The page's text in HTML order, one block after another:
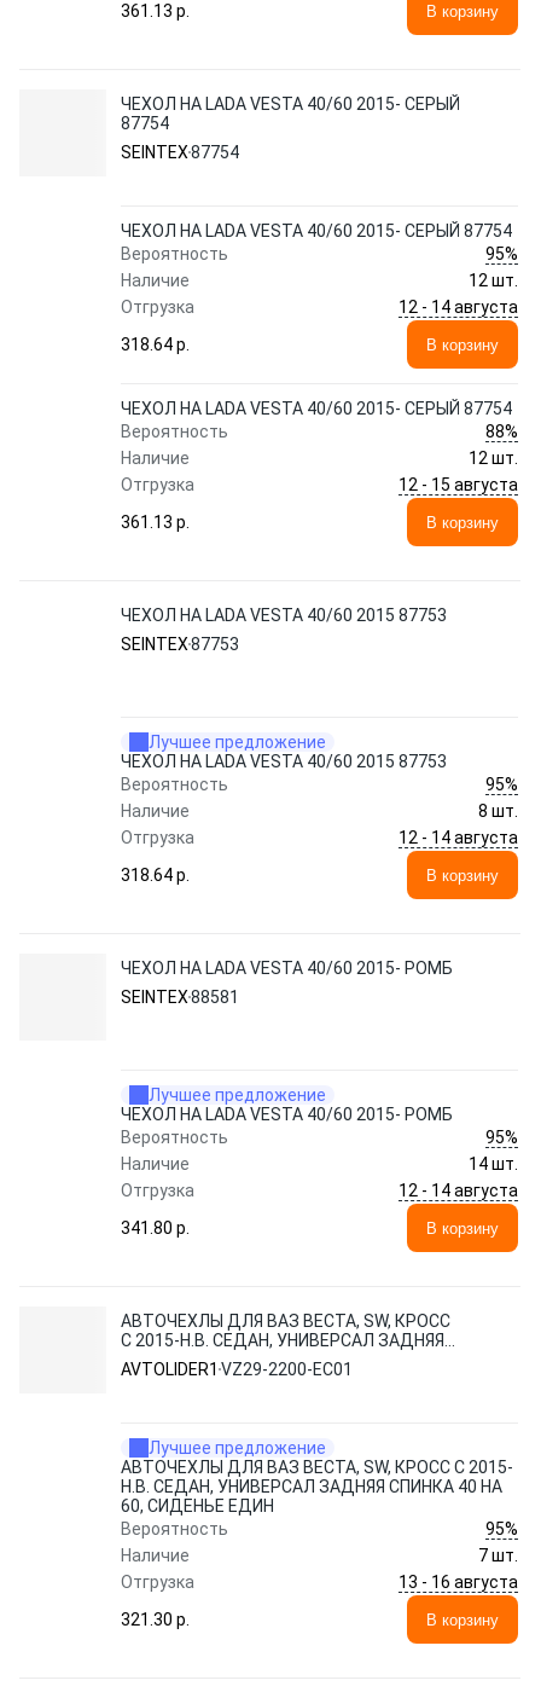
361.13 p.
В корзину
ЧЕХОЛ НА LADA VESTA 40/60 2015- СЕРЫЙ
87754
SEINTEX87754
ЧЕХОЛ НА LADA VESTA 40/60 2015- СЕРЫЙ 87754
Вероятность
95%
Наличие
12 шт.
Отгрузка
12 - 14 августа
318.64 p.
В корзину
ЧЕХОЛ НА LADA VESTA 40/60 2015- СЕРЫЙ 87754
Вероятность
88%
Наличие
12 шт.
Отгрузка
12 - 15 августа
361.13 p.
В корзину
ЧЕХОЛ НА LADA VESTA 40/60 2015 87753
SEINTEX87753
Лучшее предложение
ЧЕХОЛ НА LADA VESTA 40/60 2015 87753
Вероятность
95%
Наличие
8 шт.
Отгрузка
12 - 14 августа
318.64 p.
В корзину
ЧЕХОЛ НА LADA VESTA 40/60 2015- РОМБ
SEINTEX88581
Лучшее предложение
ЧЕХОЛ НА LADA VESTA 40/60 2015- РОМБ
Вероятность
95%
Наличие
14 шт.
Отгрузка
12 - 14 августа
341.80 p.
В корзину
АВТОЧЕХЛЫ ДЛЯ ВАЗ ВЕСТА, SW, КРОСС
С 2015-Н.В. СЕДАН, УНИВЕРСАЛ ЗАДНЯЯ
СПИНКА 40 НА 60, СИДЕНЬЕ ЕДИН
AVTOLIDER1 VZ29-2200-EC01
Лучшее предложение
АВТОЧЕХЛЫ ДЛЯ ВАЗ ВЕСТА, SW, КРОСС С 2015-
Н.В. СЕДАН, УНИВЕРСАЛ ЗАДНЯЯ СПИНКА 40 НА
60, СИДЕНЬЕ ЕДИН
Вероятность
95%
Наличие
7 шт.
Отгрузка
13 - 16 августа
321.30 p.
В корзину